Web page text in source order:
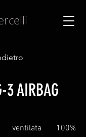
3 AIRBAG
ventilata 100%